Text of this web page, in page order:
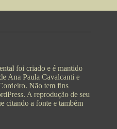
foi criado e é mantido
Ana Paula Cavalcanti e
Não tem fins
A reprodução de seu
citando a fonte e também